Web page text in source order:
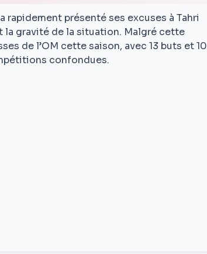
rapidement présenté ses excuses à Tahri
la gravité de la situation. Malgré cette
de l’OM cette saison, avec 13 buts et 10
confondues.